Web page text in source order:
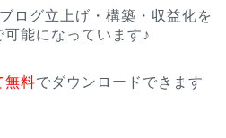
ログ立上げ・構築・収益化を
可能になっています♪
無料でダウンロードできます